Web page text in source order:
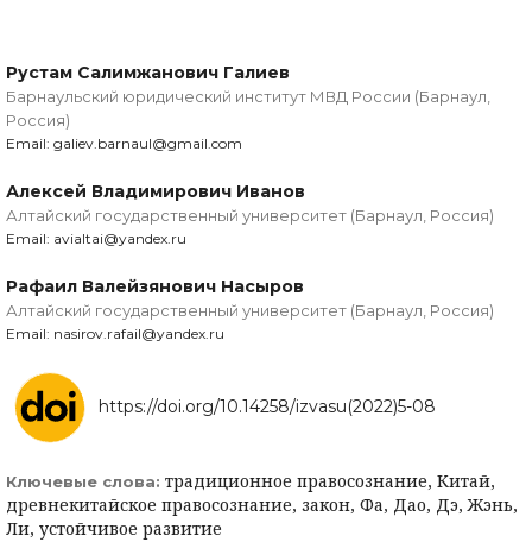
Рустам Салимжанович Галиев
Барнаульский юридический институт МВД России (Барнаул,
Россия)
Email: galiev.barnaul@gmail.com
Алексей Владимирович Иванов
Алтайский государственный университет (Барнаул, Россия)
Email: avialtai@yandex.ru
Рафаил Валейзянович Насыров
Алтайский государственный университет (Барнаул, Россия)
Email: nasirov.rafail@yandex.ru
https://doi.org/10.14258/izvasu(2022)5-08
Ключевые слова: традиционное правосознание, Китай,
древнекитайское правосознание, закон, Фа, Дао, Дэ, Жэнь,
Ли, устойчивое развитие